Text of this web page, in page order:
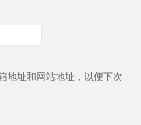
地址和网站地址，以便下次